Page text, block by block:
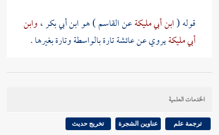
قوله (ابن أبي مليكةعنالقاسم) هو ابن أبي بكر ،وابن
أبي مليكةيروي عنعائشةتارة بالواسطة وتارة بغيرها .
قوله ( إذا أراد سفرا ) مفهومه اختصاص القرعة بحالة
السفر ، وليس على عمومه بل لتعين القرعة من يسافر بها
، وتجري القرعة أيضا فيما
فلا يبدأ بأيهن شاء بل يقرع بينهن فيبدأ بالتي تخرج لها
الخدمات العلمية
ترجمة علم عناوين الشجرة تخريج حديث